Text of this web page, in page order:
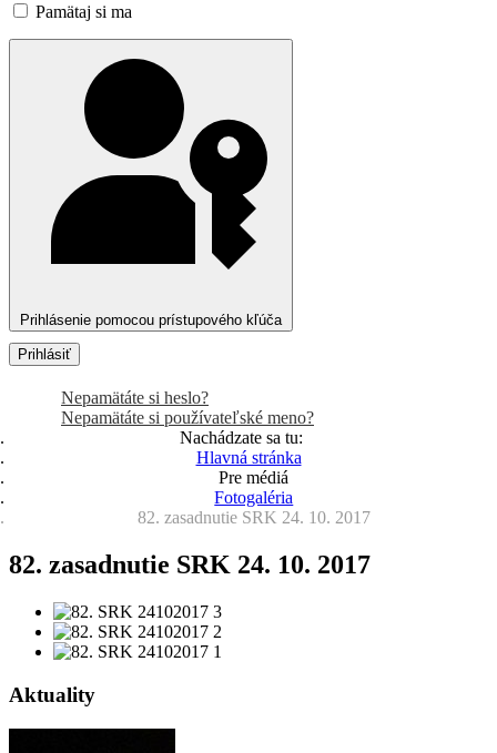
Pamätaj si ma
Prihlásenie pomocou prístupového kľúča
Prihlásiť
Nepamätáte si heslo?
Nepamätáte si používateľské meno?
Nachádzate sa tu:
Hlavná stránka
Pre médiá
Fotogaléria
82. zasadnutie SRK 24. 10. 2017
82. zasadnutie SRK 24. 10. 2017
Aktuality